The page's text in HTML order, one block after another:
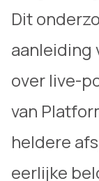
Dit
aanleiding
over live-
van
heldere
eerlijke